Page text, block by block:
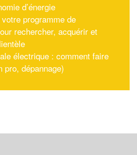
d’énergie
programme de
rechercher, acquérir et
électrique : comment faire
pro, dépannage)